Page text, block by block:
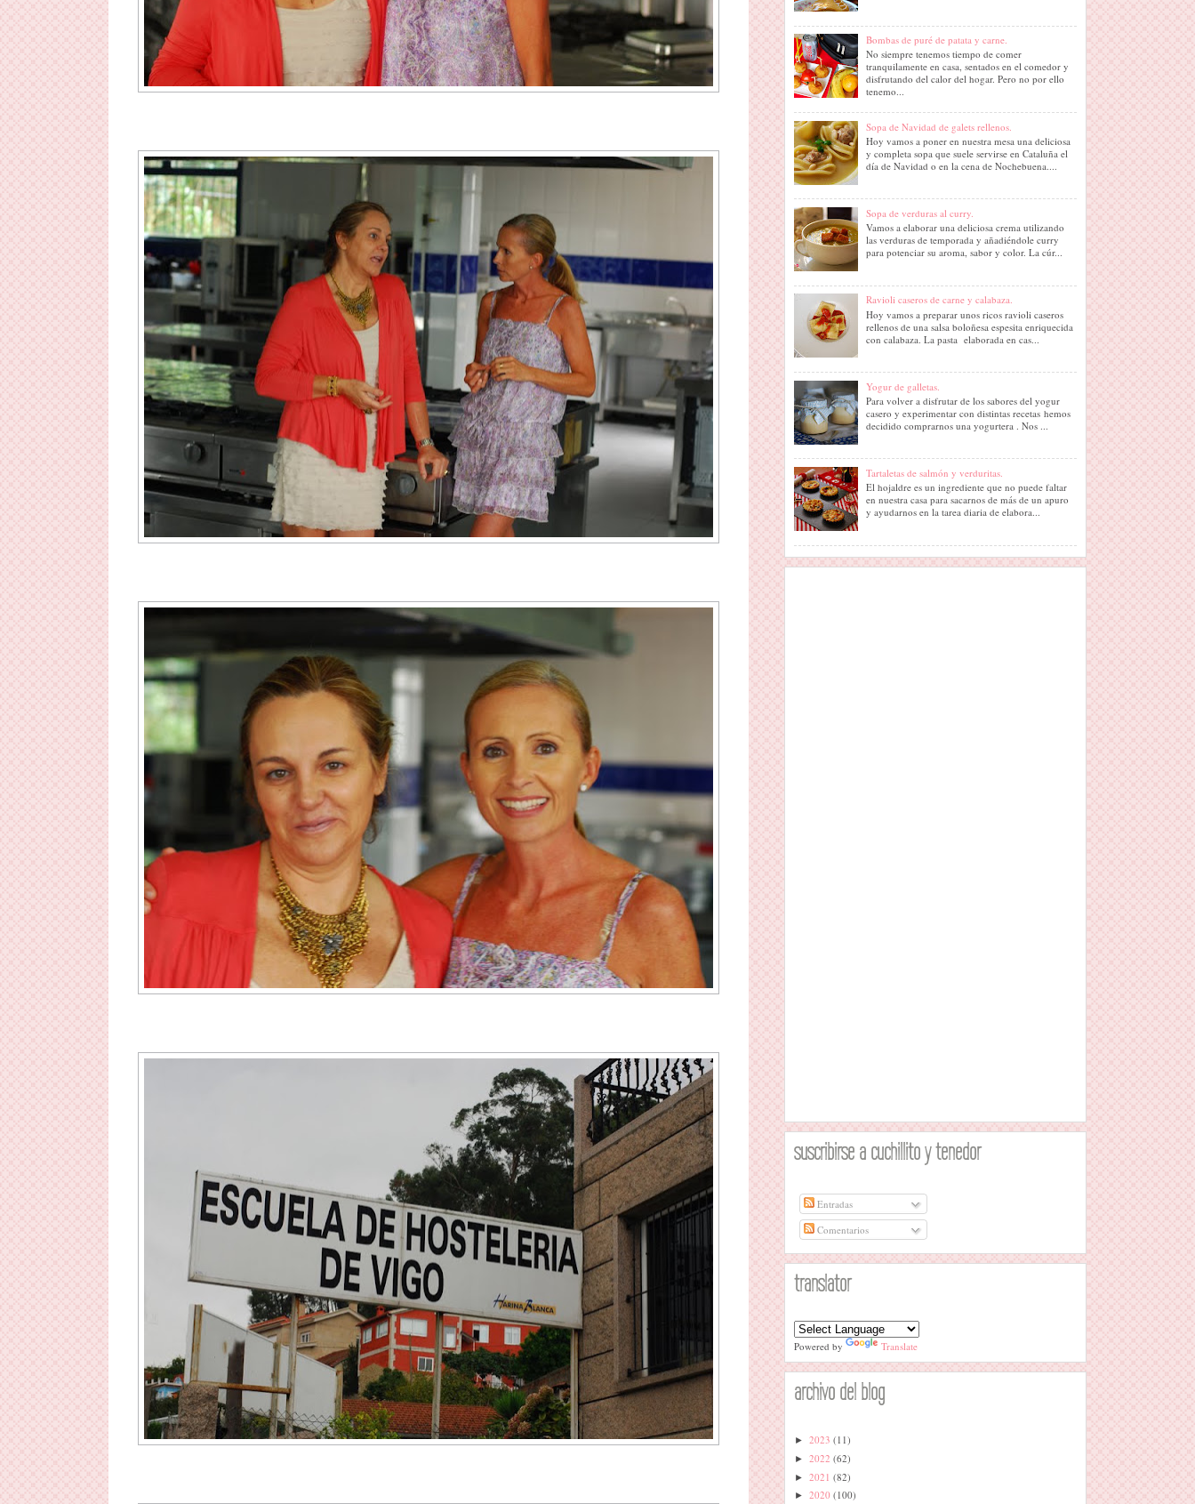
Bombas de puré de patata y carne.
No siempre tenemos tiempo de comer
tranquilamente en casa, sentados en el comedor y
disfrutando del calor del hogar. Pero no por ello
tenemo...
Sopa de Navidad de galets rellenos.
Hoy vamos a poner en nuestra mesa una deliciosa
y completa sopa que suele servirse en Cataluña el
día de Navidad o en la cena de Nochebuena....
Sopa de verduras al curry.
Vamos a elaborar una deliciosa crema utilizando
las verduras de temporada y añadiéndole curry
para potenciar su aroma, sabor y color. La cúr...
Ravioli caseros de carne y calabaza.
Hoy vamos a preparar unos ricos ravioli caseros
rellenos de una salsa boloñesa espesita enriquecida
con calabaza. La pasta elaborada en cas...
Yogur de galletas.
Para volver a disfrutar de los sabores del yogur
casero y experimentar con distintas recetas hemos
decidido comprarnos una yogurtera . Nos ...
Tartaletas de salmón y verduritas.
El hojaldre es un ingrediente que no puede faltar
en nuestra casa para sacarnos de más de un apuro
y ayudarnos en la tarea diaria de elabora...
suscribirse a cuchillito y tenedor
Entradas
Comentarios
translator
Powered by Translate
archivo del blog
► 2023 (11)
► 2022 (62)
► 2021 (82)
► 2020 (100)